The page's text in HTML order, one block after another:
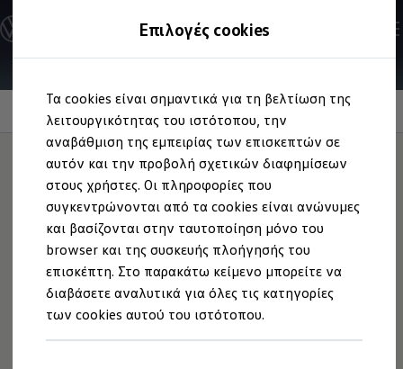
Επιλογές cookies
Τα cookies είναι σημαντικά για τη βελτίωση της
λειτουργικότητας του ιστότοπου, την
αναβάθμιση της εμπειρίας των επισκεπτών σε
αυτόν και την προβολή σχετικών διαφημίσεων
στους χρήστες. Οι πληροφορίες που
συγκεντρώνονται από τα cookies είναι ανώνυμες
και βασίζονται στην ταυτοποίηση μόνο του
browser και της συσκευής πλοήγησής του
επισκέπτη. Στο παρακάτω κείμενο μπορείτε να
διαβάσετε αναλυτικά για όλες τις κατηγορίες
των cookies αυτού του ιστότοπου.
στο
περιεχόμενο
στο
footer
Ανακαλύψτε τα Μοντέλα
Διαμορφώστε το Volkswagen σας
Επαγγελματικά Οχήματα Volkswagen
Ηλεκτρικά & eHybrid μοντέλα
Ηλεκτρικά μοντέλα
ID.3 Neo
Νέο ID. Polo
ID.4
ID.4 GTX
ID.5
ID.5 GTX
ID.7
ID.7 GTX
ID. Buzz
ID. Buzz Cargo
ID. CROSS
eHybrid μοντέλα
Golf GTE
DCC Pro
Απόλυτα
προσαρμοσμένοσε
εσάς